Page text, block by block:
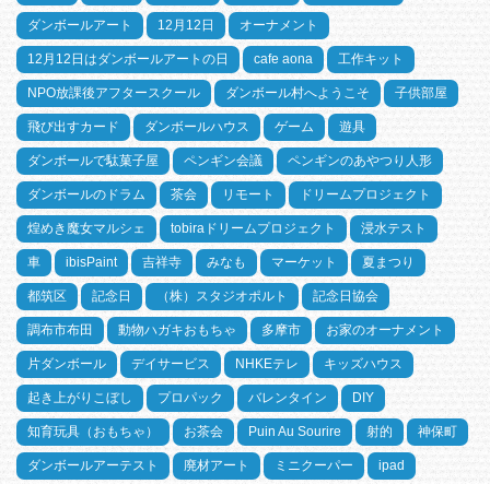
ダンボールアート 12月12日 オーナメント
12月12日はダンボールアートの日 cafe aona 工作キット
NPO放課後アフタースクール ダンボール村へようこそ 子供部屋
飛び出すカード ダンボールハウス ゲーム 遊具
ダンボールで駄菓子屋 ペンギン会議 ペンギンのあやつり人形
ダンボールのドラム 茶会 リモート ドリームプロジェクト
煌めき魔女マルシェ tobiraドリームプロジェクト 浸水テスト
車 ibisPaint 吉祥寺 みなも マーケット 夏まつり
都筑区 記念日 （株）スタジオポルト 記念日協会
調布市布田 動物ハガキおもちゃ 多摩市 お家のオーナメント
片ダンボール デイサービス NHKEテレ キッズハウス
起き上がりこぼし プロパック バレンタイン DIY
知育玩具（おもちゃ） お茶会 Puin Au Sourire 射的 神保町
ダンボールアーテスト 廃材アート ミニクーパー ipad